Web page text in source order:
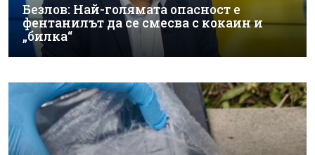
Безлов: Най-голямата опасност е
фентанилът да се смесва с кокаин и
„билка“